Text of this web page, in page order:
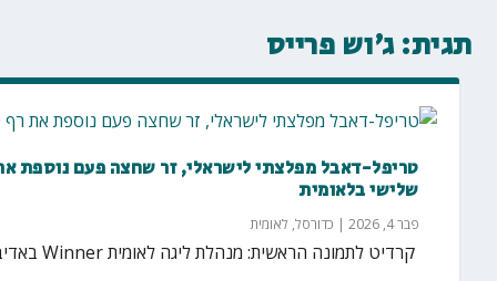
תגית:ג׳וש פרייס
שלישי בלאומית
פבר 4, 2026 | כדורסל, לאומית
‏ קרדיט לתמונה הראשית: מנהלת ליגה לאומית ‏Winner באדיבות מנהלת ליגה לאומית Winner מספר משחקים...